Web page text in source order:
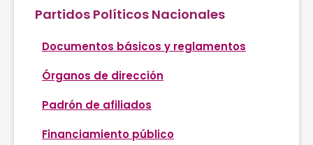
Partidos Políticos Nacionales
Documentos básicos y reglamentos
Órganos de dirección
Padrón de afiliados
Financiamiento público